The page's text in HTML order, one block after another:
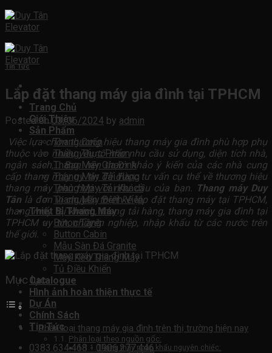
Skip
to
content
Trang Chủ
Giới Thiệu
Sản Phẩm
Thang Cuốn
Thang Thực Phẩm
Thang Máy Gia Đình
Thang Máy Tải Hàng
Thang Máy Tải Khách
Thang Máy Bệnh Viện
Thiết Bị Thang Máy
Buton Tầng
Button Cabin
Mẫu Sàn Đá Granite
Máy Kéo Thang Máy
Tủ Điều Khiển
Catalogue
Hình ảnh hoàn thiện thực tế
Dự Án
Chính Sách
Tin Tức
0383.634.468 - 0906.277.446
Tin Tức
Lắp đặt thang máy gia đình tại TPHCM
Posted on03/06/2024 by admin
Việc lựa chọn thương hiệu thang máy gia đình phù hợp phụ
thuộc vào nhiều yếu tố như nhu cầu sử dụng, diện tích nhà,
ngân sách,… Bạn nên tham khảo ý kiến của các nhà cung
cấp thang máy uy tín để được tư vấn cụ thể về thương hiệu
thang máy phù hợp với nhu cầu của bạn. Thang máy Duy
Tânlà đơn vị chuyên thiết kế lắp đặt thang máy tại TPHCM,
thang máy tải khách, thang tải hàng, thang máy gia đình tại
TPHCM uy tín, chuyên nghiệp, nhập khẩu từ các nước trên
thế giới.
Mục lục
Phân loại thang máy gia đình trên thị trường hiện nay
Phân loại theo nguồn gốc:
Thang máy nhập khẩu nguyên chiếc: